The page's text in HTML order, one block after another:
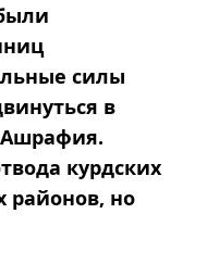
силы
в
курдских
районов, но